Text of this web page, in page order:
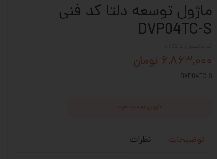
ماژول توسعه دلتا کد فنی
DVP04TC-S
۶,۸۶۳,۰۰۰ تومان
DVP04TC-S
افزودن به سبد خرید
توضیحات نظرات